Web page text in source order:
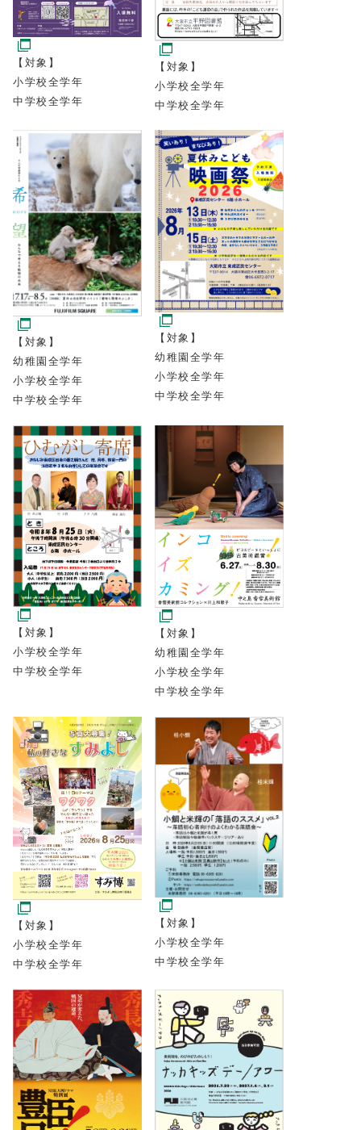
【対象】
小学校全学年
中学校全学年
【対象】
小学校全学年
中学校全学年
【対象】
幼稚園全学年
小学校全学年
中学校全学年
【対象】
幼稚園全学年
小学校全学年
中学校全学年
【対象】
小学校全学年
中学校全学年
【対象】
幼稚園全学年
小学校全学年
中学校全学年
【対象】
小学校全学年
中学校全学年
【対象】
小学校全学年
中学校全学年